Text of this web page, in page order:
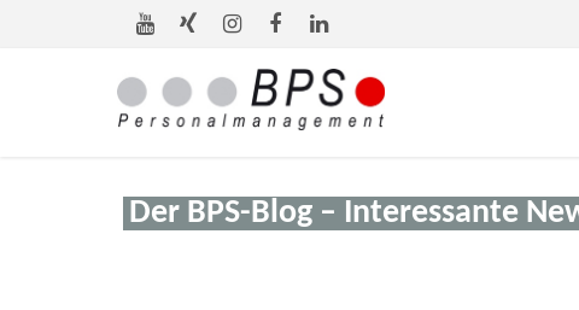
Der BPS-Blog – Interessante